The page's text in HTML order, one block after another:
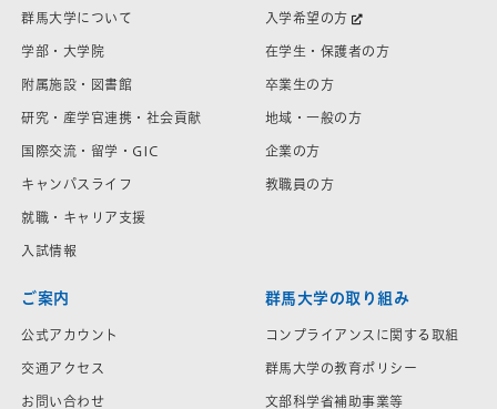
群馬大学について
学部・大学院
附属施設・図書館
研究・産学官連携・社会貢献
国際交流・留学・GIC
キャンパスライフ
就職・キャリア支援
入試情報
入学希望の方
在学生・保護者の方
卒業生の方
地域・一般の方
企業の方
教職員の方
ご案内
公式アカウント
交通アクセス
お問い合わせ
群馬大学の取り組み
コンプライアンスに関する取組
群馬大学の教育ポリシー
文部科学省補助事業等